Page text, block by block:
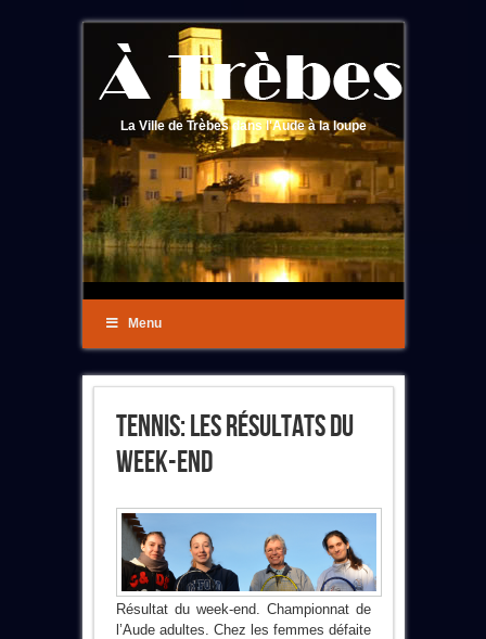
La Ville de Trèbes dans l'Aude à la loupe
Menu
Tennis: Les Résultats Du
Week-End
Résultat du week-end. Championnat de
l’Aude adultes. Chez les femmes défaite